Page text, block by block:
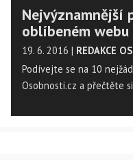
Nejvýznamnější
oblíbeném webu
19. 6. 2016 | REDAKCE
Podívejte se na 10
Osobnosti.cz a přečtěte